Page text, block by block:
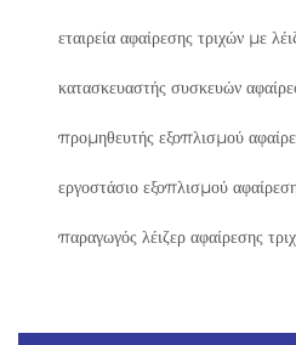
εταιρεία αφαίρεσης τριχών με
κατασκευαστής συσκευών
προμηθευτής εξοπλισμού
εργοστάσιο εξοπλισμού
παραγωγός λέιζερ αφαίρεσης